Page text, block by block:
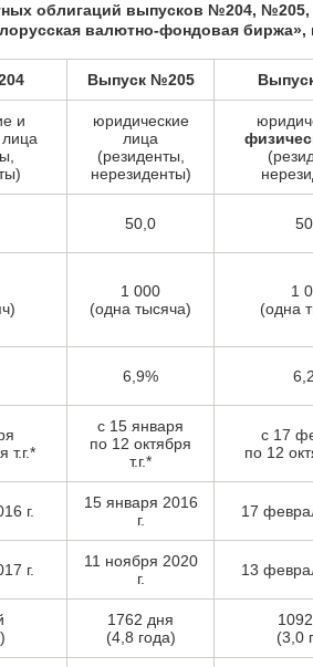
облигаций выпусков №204,
валютно-фондовая биржа»,
Выпуск №205
и
лица
юридические
лица
(резиденты,
нерезиденты)
50,0
1 000
(одна тысяча)
1
(одна
6,9%
т.г.*
с 15 января
по 12 октября
т.г.*
с 17
по 12
г.
15 января 2016
г.
17
г.
11 ноября 2020
г.
13
1762 дня
(4,8 года)
(3,0